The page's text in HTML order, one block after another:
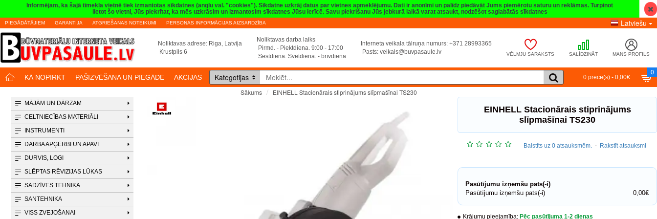
Informējam, ka šajā tīmekļa vietnē tiek izmantotas sīkdatnes (angļu val. "cookies"). Sīkdatne uzkrāj datus par vietnes apmeklējumu. Dati ir anonīmi un palīdz piedāvāt Jums piemērotu saturu un reklāmas. Turpinot
lietot šo vietni, Jūs piekrītat, ka mēs uzkrāsim un izmantosim sīkdatnes Jūsu ierīcē. Savu piekrišanu Jūs jebkurā laikā varat atsaukt, nodzēšot saglabātās sīkdatnes
PIEGĀDĀTĀJIEM GARANTIJA ATGRIEŠANAS NOTEIKUMI PERSONAS INFORMĀCIJAS AIZSARDZĪBA Latviešu
Noliktavas adrese: Riga, Latvija
Krustpils 6
Noliktavas darba laiks
Pirmd. - Piektdiena. 9:00 - 17:00
Sestdiena. Svētdiena. - brīvdiena
Interneta veikala tālruņa numurs: +371 28993365
Pasts: veikals@buvpasaule.lv VĒLMJU SARAKSTS SALĪDZINĀT MANS PROFILS
KĀ NOPIRKT PAŠIZVĒŠANA UN PIEGĀDE AKCIJAS Kategotijas 0 prece(s) - 0,00€
0
Sākums EINHELL Stacionārais stiprinājums slīpmašīnai TS230
MĀJĀM UN DĀRZAM
CELTNIECĪBAS MATERIĀLI
INSTRUMENTI
DARBA APĢĒRBI UN APAVI
DURVIS, LOGI
SLĒPTAS RĒVIZIJAS LŪKAS
SADZĪVES TEHNIKA
SANTEHNIKA
VISS ZVEJOŠANAI
EINHELL Stacionārais stiprinājums
slīpmašīnai TS230
Krājumu pieejamība: Pēc pasūtījuma 1-2 dienas
Balstīts uz 0 atsauksmēm. - Rakstīt atsauksmi
Pasūtījumu izņemšu pats(-i)
Pasūtījumu izņemšu pats(-i)
0,00€